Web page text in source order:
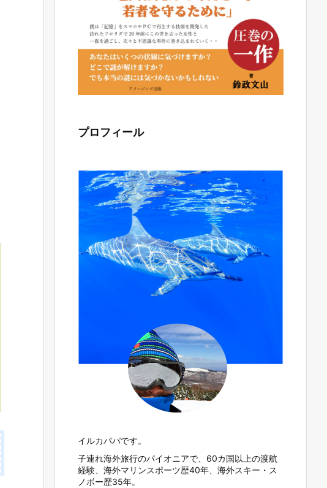
プロフィール
イルカパパです。
子連れ海外旅行のパイオニアで、60カ国以上の渡航
経験、海外マリンスポーツ歴40年、海外スキー・ス
ノボー歴35年。